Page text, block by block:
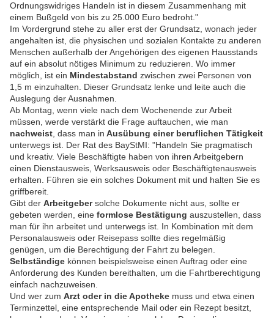
Ordnungswidriges Handeln ist in diesem Zusammenhang mit
einem Bußgeld von bis zu 25.000 Euro bedroht."
Im Vordergrund stehe zu aller erst der Grundsatz, wonach jeder
angehalten ist, die physischen und sozialen Kontakte zu anderen
Menschen außerhalb der Angehörigen des eigenen Hausstands
auf ein absolut nötiges Minimum zu reduzieren. Wo immer
möglich, ist ein Mindestabstand zwischen zwei Personen von
1,5 m einzuhalten. Dieser Grundsatz lenke und leite auch die
Auslegung der Ausnahmen.
Ab Montag, wenn viele nach dem Wochenende zur Arbeit
müssen, werde verstärkt die Frage auftauchen, wie man
nachweist , dass man in Ausübung einer beruflichen Tätigkeit
unterwegs ist. Der Rat des BayStMI: "Handeln Sie pragmatisch
und kreativ. Viele Beschäftigte haben von ihren Arbeitgebern
einen Dienstausweis, Werksausweis oder Beschäftigtenausweis
erhalten. Führen sie ein solches Dokument mit und halten Sie es
griffbereit.
Gibt der Arbeitgebersolche Dokumente nicht aus, sollte er
gebeten werden, eine formlose Bestätigung auszustellen, dass
man für ihn arbeitet und unterwegs ist. In Kombination mit dem
Personalausweis oder Reisepass sollte dies regelmäßig
genügen, um die Berechtigung der Fahrt zu belegen.
Selbständige können beispielsweise einen Auftrag oder eine
Anforderung des Kunden bereithalten, um die Fahrtberechtigung
einfach nachzuweisen.
Und wer zum Arzt oder in die Apotheke muss und etwa einen
Terminzettel, eine entsprechende Mail oder ein Rezept besitzt,